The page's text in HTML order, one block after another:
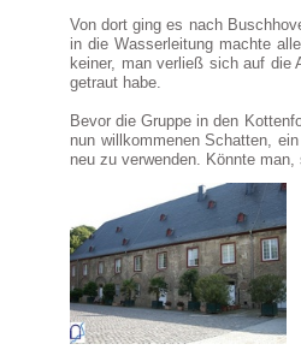
Von dort ging es nach
in die Wasserleitung machte
keiner, man verließ sich auf die
getraut habe.
Bevor die Gruppe in den
nun willkommenen Schatten,
neu zu verwenden. Könnte